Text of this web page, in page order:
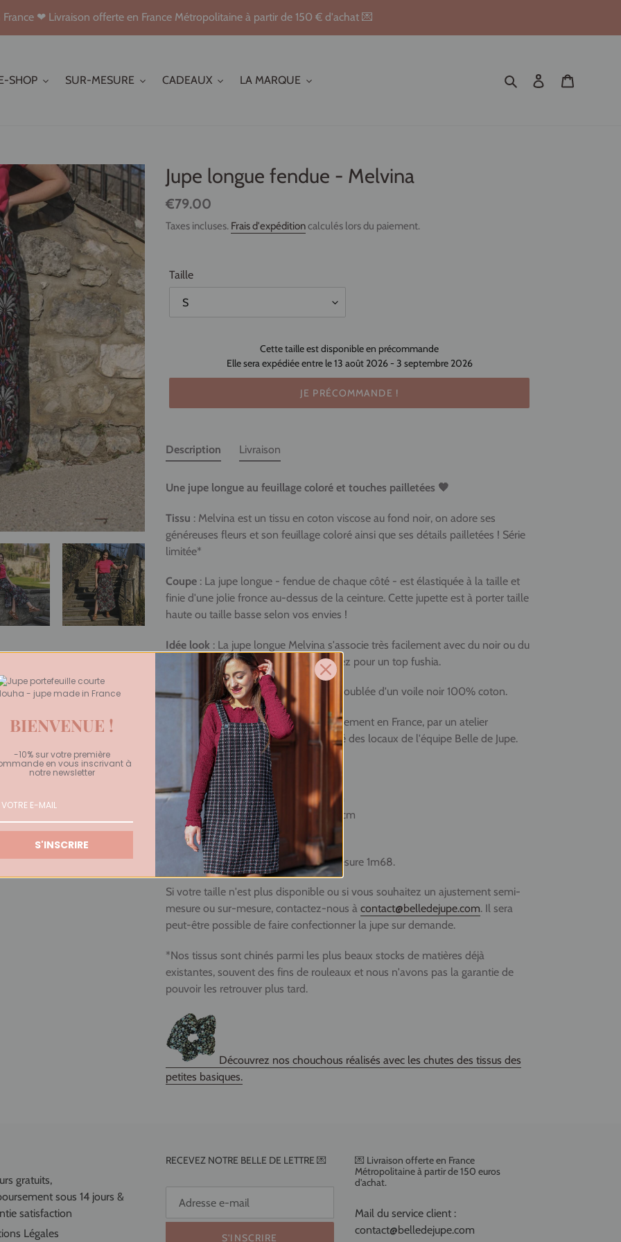
❤ Livraison offerte en France Métropolitaine à partir de 150 € d'achat 💌
SHOP SUR-MESURE CADEAUX LA MARQUE RechercherSe connecter
Jupe longue fendue - Melvina
Prix
normal
€79.00
Taxes incluses. Frais d'expéditioncalculés lors du paiement.
Taille
Cette taille est disponible en précommande
Elle sera expédiée entre le 13 août 2026 - 3 septembre 2026
JE PRÉCOMMANDE !
d'un
produit
votre
panier
Description
Une jupe longue au feuillage coloré et touches pailletées 🧡
Tissu : Melvina est un tissu en coton viscose au fond noir, on adore ses
généreuses fleurs et son feuillage coloré ainsi que ses détails pailletées ! Série
limitée*
Coupe : La jupe longue - fendue de chaque côté - est élastiquée à la taille et
finie d'une jolie fronce au-dessus de la ceinture. Cette jupette est à porter taille
haute ou taille basse selon vos envies !
Idée look : La jupe longue Melvina s'associe très facilement avec du noir ou du
blanc. Pour un look frais et coloré optez pour un top fushia.
Finitions : La jupe longue fendue est doublée d'un voile noir 100% coton.
Confection locale:Fabriquée artisanalement en France, par un atelier
d'insertion grenoblois situé à proximité des locaux de l'équipe Belle de Jupe.
Quelle taille choisir ?
S : tour de taille 34/36, longueur96cm
M : tour de taille 38/40, longueur
97,5cm
L : tour de taille 42/44, longueur
La mannequin porte une taille S et mesure 1m68.
Si votre taille n'est plus disponible ou si vous souhaitez un ajustement semi-
mesure ou sur-mesure, contactez-nous à contact@belledejupe.com. Il sera
peut-être possible de faire confectionner la jupe sur demande.
*Nos tissus sont chinés parmi les plus beaux stocks de matières déjà
existantes, souvent des fins de rouleaux et nous n'avons pas la garantie de
pouvoir les retrouver plus tard.
Découvrez nos chouchous réalisés avec les chutes des tissus des
petites basiques.
Livraison
gratuits,
sous 14 jours &
satisfaction
Légales
RECEVEZ NOTRE BELLE DE LETTRE 💌
S'INSCRIRE
💌 Livraison offerte en France
Métropolitaine à partir de 150 euros
d'achat.
Mail du service client :
contact@belledejupe.com
BIENVENUE !
-10% sur votre première
en vous inscrivant à
notre newsletter
S'INSCRIRE